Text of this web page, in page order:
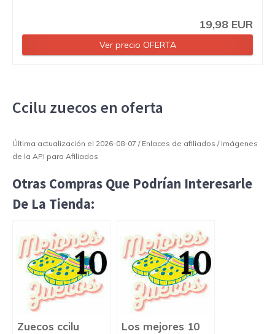
19,98 EUR
Ver precio OFERTA
Ccilu zuecos en oferta
Última actualización el 2026-08-07 / Enlaces de afiliados / Imágenes
de la API para Afiliados
Otras Compras Que Podrían Interesarle
De La Tienda:
Zuecos ccilu
Los mejores 10